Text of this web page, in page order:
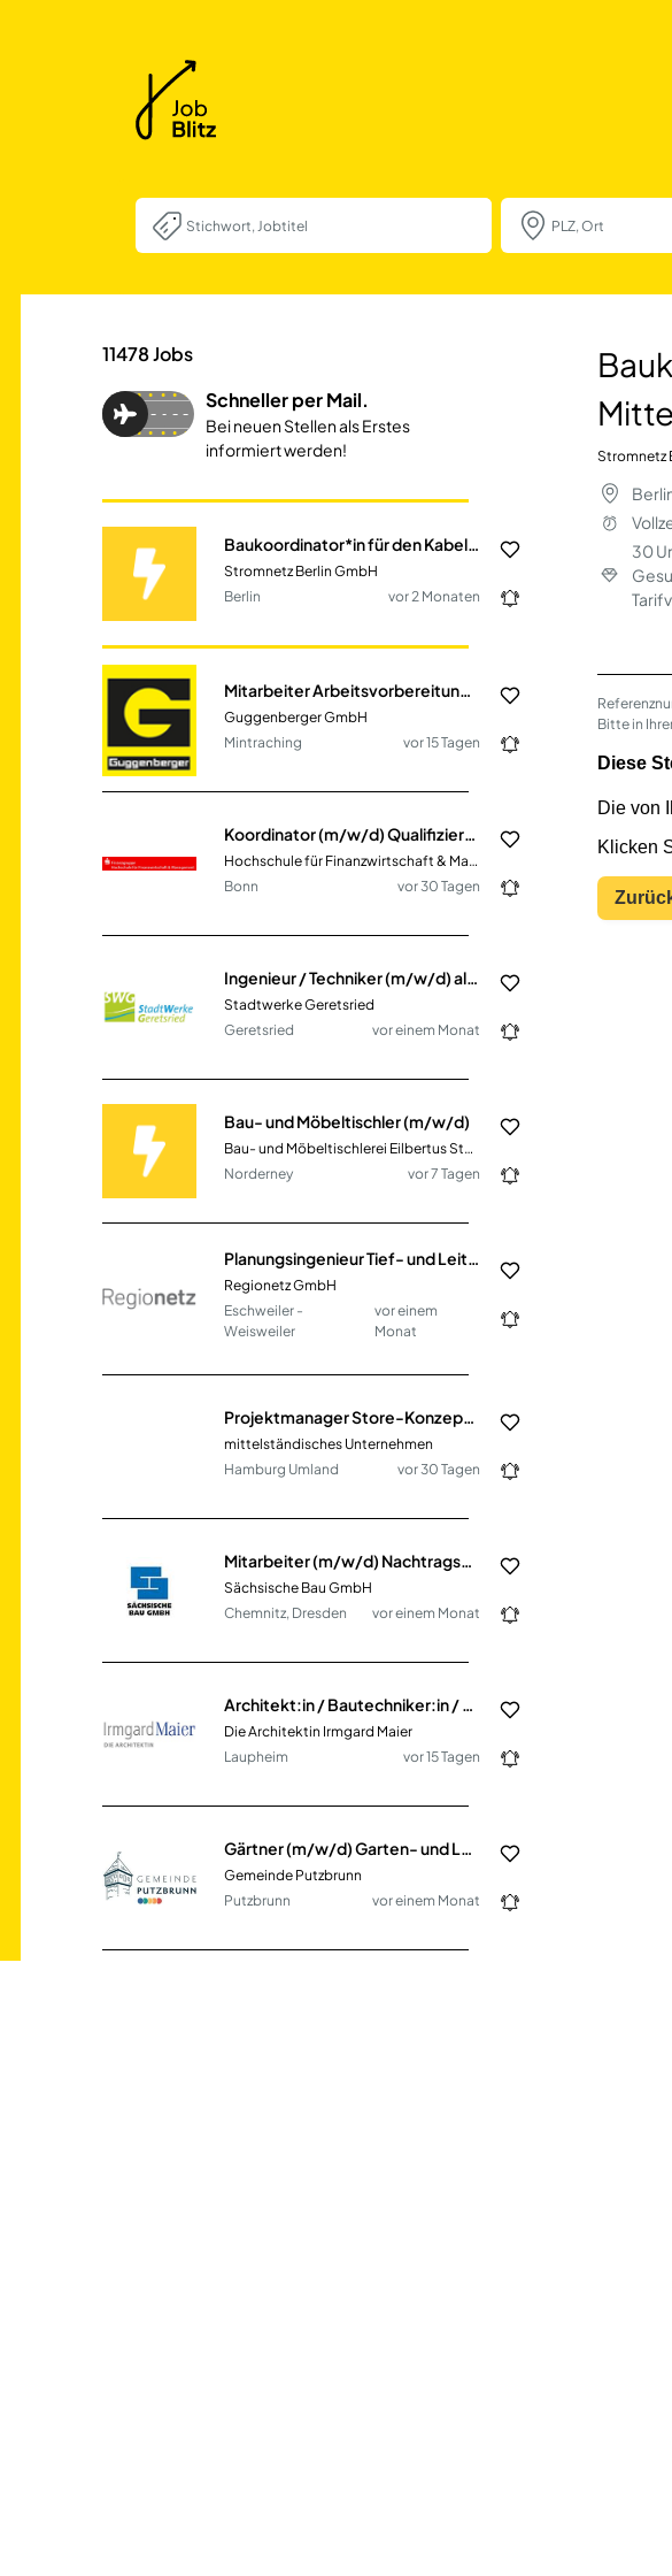
Baukoordinator*in
11478Jobs
Schneller per Mail.
Bei neuen Stellen als Erstes
informiert werden!
Baukoordinator*in für den Kabelleitungstiefbau in der Mittel- und Niederspannung
Stromnetz Berlin GmbH
Berlin
vor 2 Monaten
Mitarbeiter Arbeitsvorbereitung (m/w/d) im Bereich Hoch- und SF-Bau
Guggenberger GmbH
Mintraching
vor 15 Tagen
Koordinator (m/w/d) Qualifizierungsprogramme in Teilzeit
Hochschule für Finanzwirtschaft & Management GmbH
Bonn
vor 30 Tagen
Ingenieur / Techniker (m/w/d) als Sachgebietsleiter Planung und Bau
Stadtwerke Geretsried
Geretsried
vor einem Monat
Bau- und Möbeltischler (m/w/d)
Bau- und Möbeltischlerei Eilbertus Stürenburg
Norderney
vor 7 Tagen
Planungsingenieur Tief- und Leitungsbau (m/w/d)
Regionetz GmbH
Eschweiler -
Weisweiler
vor einem
Monat
Projektmanager Store-Konzeption und Ladenbau (m/w/d)
mittelständisches Unternehmen
Hamburg Umland
vor 30 Tagen
Mitarbeiter (m/w/d) Nachtragsmanagement Ingenieurbau, Brücken, Gleisbau
Sächsische Bau GmbH
Chemnitz, Dresden
vor einem Monat
Architekt:in / Bautechniker:in / Bauzeichner:in (m/w/d)
Die Architektin Irmgard Maier
Laupheim
vor 15 Tagen
Gärtner (m/w/d) Garten- und Landschaftsbau im kommunalen Bauhof
Gemeinde Putzbrunn
Putzbrunn
vor einem Monat
Stromnetz
30
Bitte in